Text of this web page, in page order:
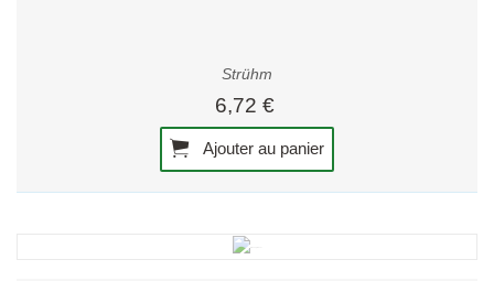
Strühm
6,72 €
Ajouter au panier